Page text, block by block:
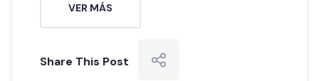
VER MÁS
Share This Post